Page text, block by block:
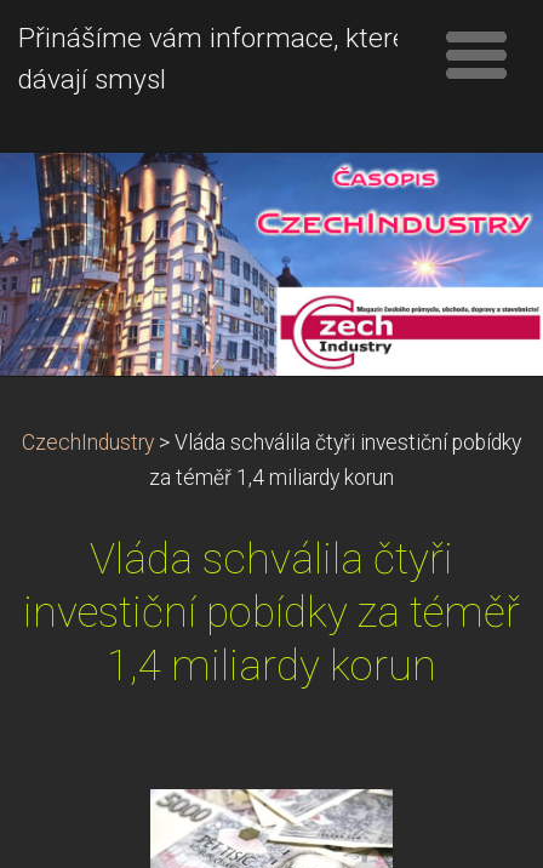
Přinášíme vám informace, které
dávají smysl
CzechIndustry > Vláda schválila čtyři investiční pobídky
za téměř 1,4 miliardy korun
Vláda schválila čtyři
investiční pobídky za téměř
1,4 miliardy korun